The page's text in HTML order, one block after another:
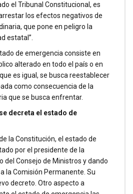
el Tribunal Constitucional, es
los efectos negativos de
que pone en peligro la
estatal”.
de emergencia consiste en
alterado en todo el país o en
es igual, se busca reestablecer
como consecuencia de la
que se busca enfrentar.
decreta el estado de
la Constitución, el estado de
por el presidente de la
del Consejo de Ministros y dando
la Comisión Permanente. Su
decreto. Otro aspecto a